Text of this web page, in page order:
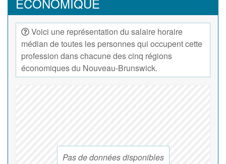
Voici une représentation du salaire horaire
médian de toutes les personnes qui occupent cette
profession dans chacune des cinq régions
économiques du Nouveau-Brunswick.
Pas de données disponibles